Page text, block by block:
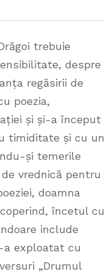
trebuie
despre
regăsirii de
poezia,
și și-a început
timiditate și cu un
și temerile
vrednică pentru
doamna
încetul cu
include
a exploatat cu
„Drumul